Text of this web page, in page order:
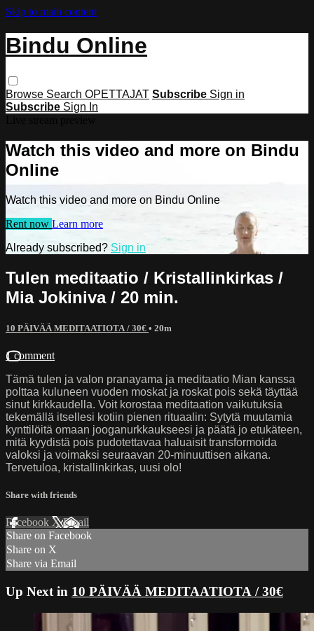
Skip to main content
Bindu Online
Browse Search OPETTAJAT Subscribe Sign in
Subscribe Sign In
Watch this video and more on Bindu
Online
Watch this video and more on Bindu Online
Rent now Learn more
Already subscribed? Sign in
Tulen meditaatio / Kristallinkirkas /
Mia Jokiniva / 20 min.
10 PÄIVÄÄ MEDITAATIOTA / 30€ • 20m
1 comment
Tämä tulen ja valon pranayama ja meditaatio Mian kanssa
polttaa kuluneen vuoden moskat ja roskat pois sekä täyttää
sinut kirkkaudella. Voit korostaa meditaation vaikutuksia
tekemällä itsellesi kotiin pienen rituaalin: Sytytä muutamia
kynttilöitä omaan jooganurkkaukseesi ja päätä jo etukäteen,
mitä kyydistä pois pudotettavaa haluaisit transformoida
valoksi ja voimaksi seuraavan 20-minuuttisen aikana.
Tervetuloa, kristallinkirkas, uusi olo!
Share with friends
Facebook XEmail
Share on Facebook
Share on X
Share via Email
Up Next in 10 PÄIVÄÄ MEDITAATIOTA / 30€